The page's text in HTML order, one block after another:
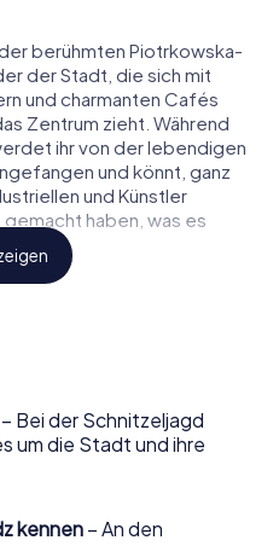
berühmten Piotrkowska-
der Stadt, die sich mit
und charmanten Cafés
Zentrum zieht. Während
ihr von der lebendigen
und könnt, ganz
und Künstler
haben, was es
Herzen von Łódź – dem
blühende Textilfabrik,
Rätsel, die euch die
Poznański näherbringen
Ort der Arbeit ein Ort des
– Bei der Schnitzeljagd
um die Stadt und ihre
kennen – An den